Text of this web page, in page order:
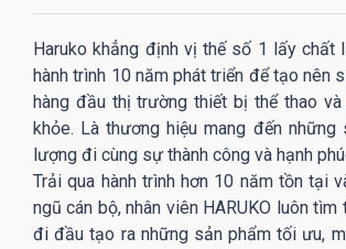
Haruko khẳng định vị thế số 1 lấy chất
hành trình 10 năm phát triển để tạo nên
hàng đầu thị trường thiết bị thể thao
khỏe. Là thương hiệu mang đến những
lượng đi cùng sự thành công và hạnh
Trải qua hành trình hơn 10 năm tồn tại
ngũ cán bộ, nhân viên HARUKO luôn
đi đầu tạo ra những sản phẩm tối ưu,